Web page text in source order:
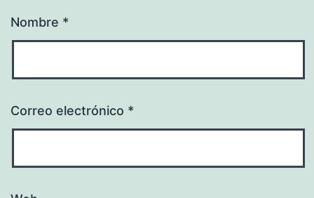
Nombre *
Correo electrónico *